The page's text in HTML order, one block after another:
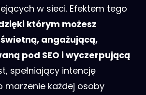
w sieci. Efektem tego
którym możesz
angażującą,
pod SEO i wyczerpującą
spełniający intencję
marzenie każdej osoby